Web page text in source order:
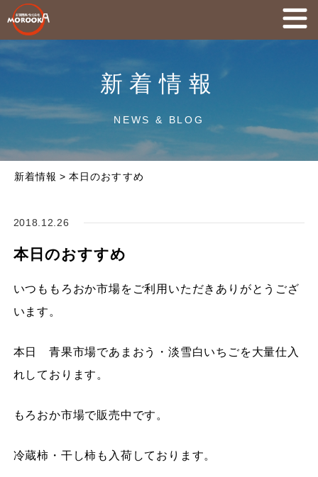
新着情報
NEWS & BLOG
新着情報 > 本日のおすすめ
2018.12.26
本日のおすすめ
いつももろおか市場をご利用いただきありがとうござ
います。
本日 青果市場であまおう・淡雪白いちごを大量仕入
れしております。
もろおか市場で販売中です。
冷蔵柿・干し柿も入荷しております。